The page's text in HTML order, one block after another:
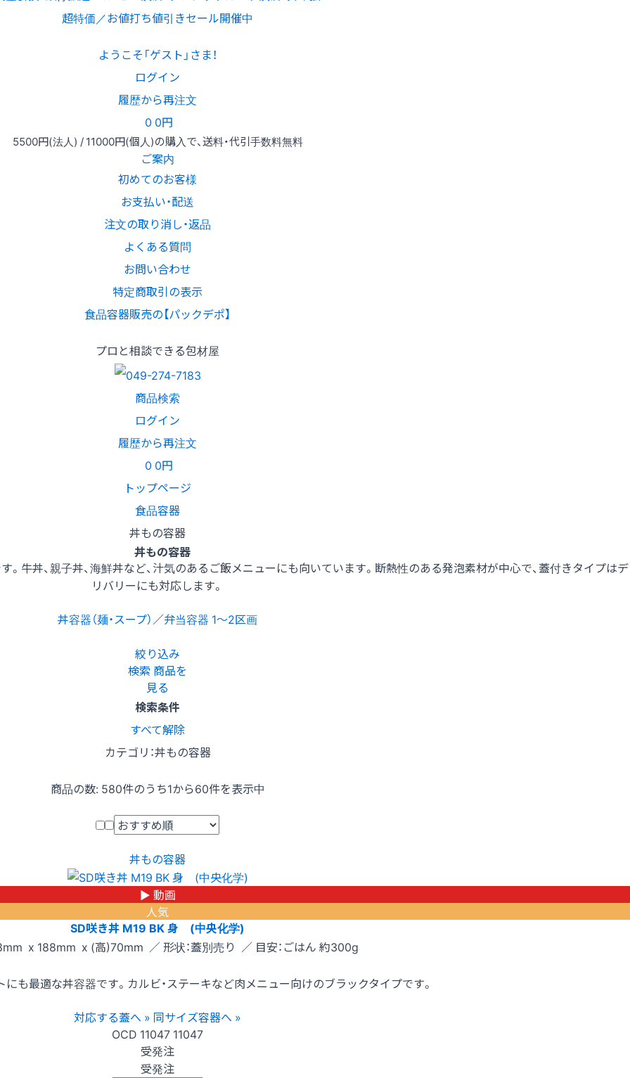
超特価／お値打ち値引きセール開催中
ようこそ「ゲスト」さま！
ログイン
履歴から再注文
0 0円
5500円(法人) /11000円(個人)の購入で、送料・代引手数料無料
ご案内
初めてのお客様
お支払い・配送
注文の取り消し・返品
よくある質問
お問い合わせ
特定商取引の表示
食品容器販売の【パックデポ】
プロと相談できる包材屋
商品検索
ログイン
履歴から再注文
0 0円
トップページ
食品容器
丼もの容器
丼もの容器
牛丼、親子丼、海鮮丼など、汁気のあるご飯メニューにも向いています。断熱性のある発泡素材が中心で、蓋付きタイプはデ
リバリーにも対応します。
丼容器（麺・スープ）／弁当容器 1〜2区画
絞り込み
検索 商品を
見る
検索条件
すべて解除
カテゴリ：丼もの容器
商品の数: 580件のうち1から60件を表示中
丼もの容器
▶ 動画
人気
SD咲き丼 M19 BK 身 (中央化学)
x 188mm x (高)70mm ／ 形状：蓋別売り ／ 目安：ごはん 約300g
も最適な丼容器です。カルビ・ステーキなど肉メニュー向けのブラックタイプです。
対応する蓋へ » 同サイズ容器へ »
OCD 11047 11047
受発注
受発注